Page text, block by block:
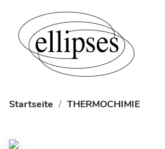
Startseite THERMOCHIMIE